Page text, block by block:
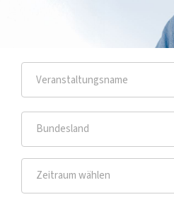
Bundesland
Zeitraum wählen